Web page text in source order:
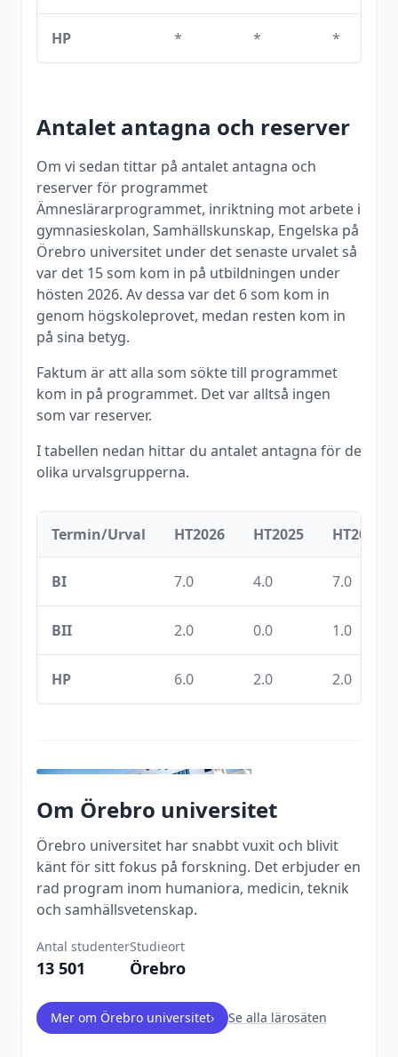
HP * * *
Antalet antagna och reserver
Om vi sedan tittar på antalet antagna och
reserver för programmet
Ämneslärarprogrammet, inriktning mot arbete i
gymnasieskolan, Samhällskunskap, Engelska på
Örebro universitet under det senaste urvalet så
var det 15som kom in på utbildningen under
hösten 2026. Av dessa var det 6som kom in
genom högskoleprovet, medan resten kom in
på sina betyg.
Faktum är att alla som sökte till programmet
kom in på programmet. Det var alltså ingen
som var reserver.
I tabellen nedan hittar du antalet antagna för de
olika urvalsgrupperna.
Termin/Urval HT2026 HT2025 HT2024
BI 7.0 4.0 7.0
BII 2.0 0.0 1.0
HP 6.0 2.0 2.0
Om Örebro universitet
Örebro universitet har snabbt vuxit och blivit
känt för sitt fokus på forskning. Det erbjuder en
rad program inom humaniora, medicin, teknik
och samhällsvetenskap.
Antal studenter
13 501
Studieort
Örebro
Mer om Örebro universitet› Se alla lärosäten